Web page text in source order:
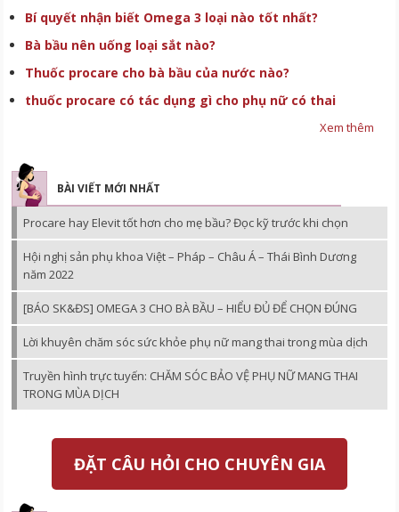
Bí quyết nhận biết Omega 3 loại nào tốt nhất?
Bà bầu nên uống loại sắt nào?
Thuốc procare cho bà bầu của nước nào?
thuốc procare có tác dụng gì cho phụ nữ có thai
Xem thêm
BÀI VIẾT MỚI NHẤT
Procare hay Elevit tốt hơn cho mẹ bầu? Đọc kỹ trước khi chọn
Hội nghị sản phụ khoa Việt – Pháp – Châu Á – Thái Bình Dương
năm 2022
[BÁO SK&ĐS] OMEGA 3 CHO BÀ BẦU – HIỂU ĐỦ ĐỂ CHỌN ĐÚNG
Lời khuyên chăm sóc sức khỏe phụ nữ mang thai trong mùa dịch
Truyền hình trực tuyến: CHĂM SÓC BẢO VỆ PHỤ NỮ MANG THAI
TRONG MÙA DỊCH
ĐẶT CÂU HỎI CHO CHUYÊN GIA